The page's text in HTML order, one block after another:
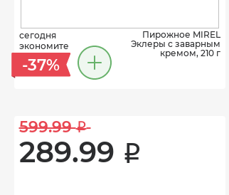
сегодня
экономите
-37%
Пирожное MIREL
Эклеры с заварным
кремом, 210 г
599.99 i
289.99 i